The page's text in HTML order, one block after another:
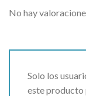
No hay
Solo los
este producto